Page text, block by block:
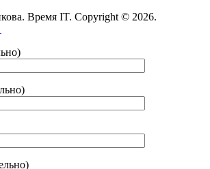
Время IT. Copyright © 2026.